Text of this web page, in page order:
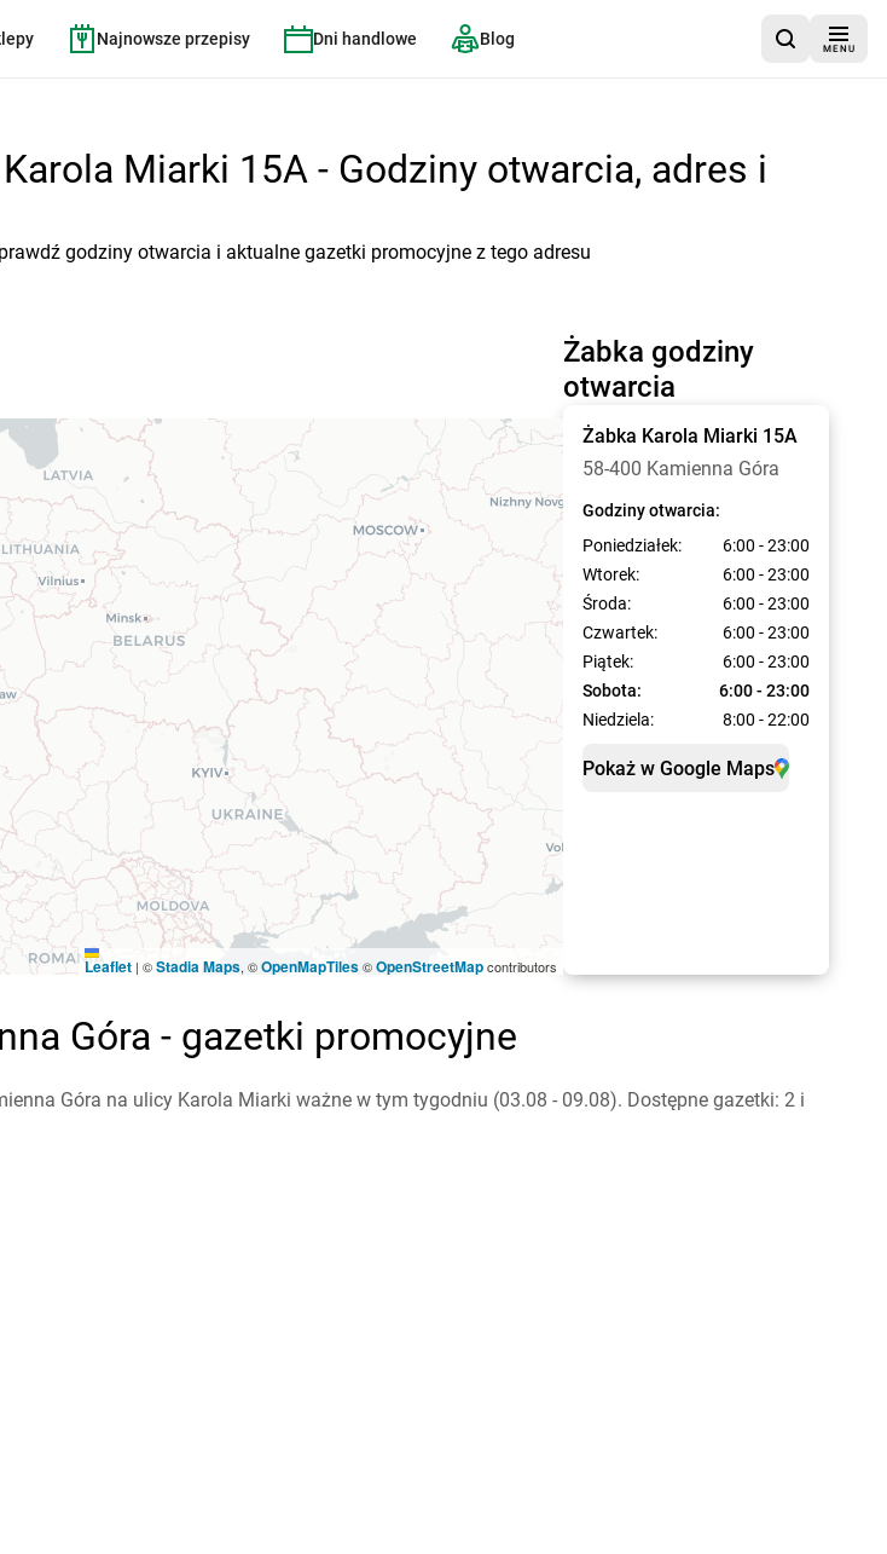
Najnowsze przepisy Dni handlowe Blog
MENU
Miarki 15A - Godziny otwarcia, adres i
godziny otwarcia i aktualne gazetki promocyjne z tego adresu
Żabka godziny
otwarcia
Żabka Karola Miarki 15A
58-400 Kamienna Góra
Godziny otwarcia:
Poniedziałek:
6:00 - 23:00
Wtorek:
6:00 - 23:00
Środa:
6:00 - 23:00
Czwartek:
6:00 - 23:00
Piątek:
6:00 - 23:00
Sobota:
6:00 - 23:00
Niedziela:
8:00 - 22:00
Pokaż w Google Maps
Leaflet | ©Stadia Maps, ©OpenMapTiles©OpenStreetMapcontributors
Góra - gazetki promocyjne
Góra na ulicy Karola Miarki ważne w tym tygodniu (03.08 - 09.08). Dostępne gazetki: 2 i